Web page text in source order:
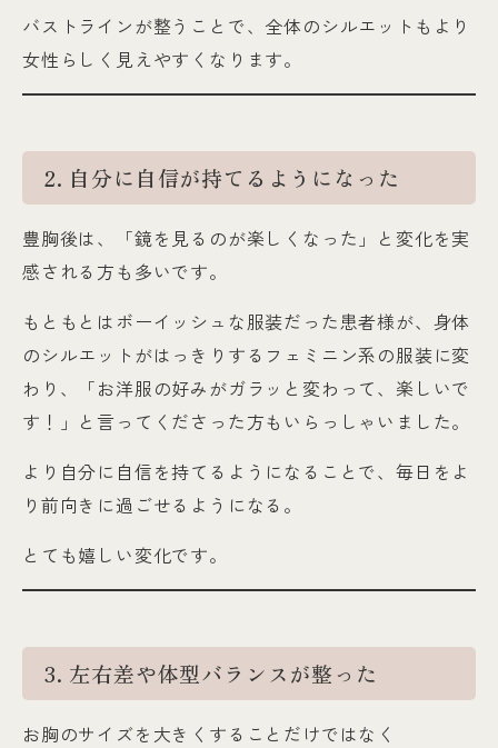
バストラインが整うことで、全体のシルエットもより
女性らしく見えやすくなります。
2. 自分に自信が持てるようになった
豊胸後は、「鏡を見るのが楽しくなった」と変化を実
感される方も多いです。
もともとはボーイッシュな服装だった患者様が、身体
のシルエットがはっきりするフェミニン系の服装に変
わり、「お洋服の好みがガラッと変わって、楽しいで
す！」と言ってくださった方もいらっしゃいました。
より自分に自信を持てるようになることで、毎日をよ
り前向きに過ごせるようになる。
とても嬉しい変化です。
3. 左右差や体型バランスが整った
お胸のサイズを大きくすることだけではなく